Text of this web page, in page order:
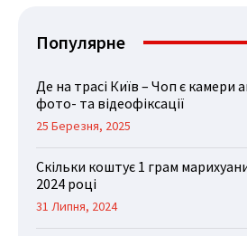
Популярне
Де на трасі Київ – Чоп є камери
фото- та відеофіксації
25 Березня, 2025
Скільки коштує 1 грам
2024 році
31 Липня, 2024